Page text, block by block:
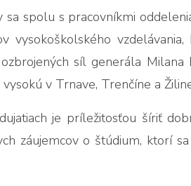
spolu s pracovníkmi
vysokoškolského
síl generála Milana
v Trnave, Trenčíne a
je príležitosťou šíriť
záujemcov o štúdium, ktorí